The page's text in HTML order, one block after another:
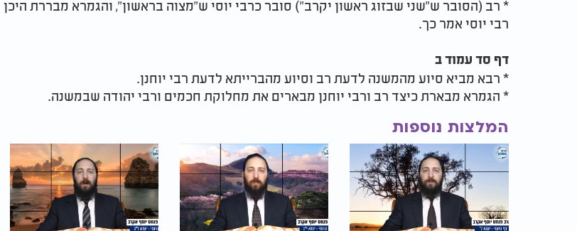
* רב (הסובר ש"שני שבזוג ראשון יקרב") סובר כרבי יוסי ש"מצוה בראשון", והגמרא מבררת היכן
רבי יוסי אמר כך.
דף סד עמוד ב
* רבא מביא סיוע מהמשנה לדעת רב וסיוע מהברייתא לדעת רבי יוחנן.
* הגמרא מבארת כיצד רב ורבי יוחנן מבארים את מחלוקת חכמים ורבי יהודה שבמשנה.
המלצות נוספות